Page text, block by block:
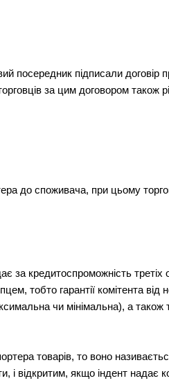
посередник підписали договір
за цим договором також
до споживача, при цьому
за кредитоспроможність третіх
тобто гарантії комітента від
чи мінімальна), а також
товарів, то воно
відкритим, якщо індент надає